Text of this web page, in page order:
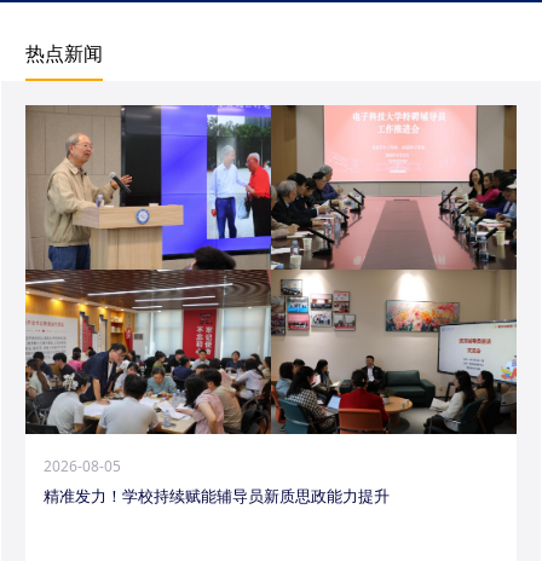
热点新闻
2026-08-05
精准发力！学校持续赋能辅导员新质思政能力提升